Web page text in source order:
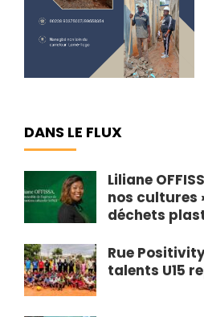
DANS LE FLUX
Liliane
nos cultures
déchets
Rue
talents U15